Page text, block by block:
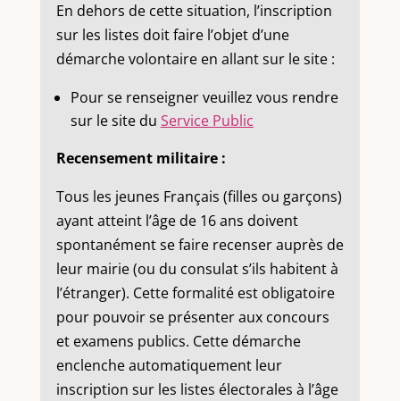
En dehors de cette situation, l’inscription
sur les listes doit faire l’objet d’une
démarche volontaire en allant sur le site :
Pour se renseigner veuillez vous rendre
sur le site du Service Public
Recensement militaire :
Tous les jeunes Français (filles ou garçons)
ayant atteint l’âge de 16 ans doivent
spontanément se faire recenser auprès de
leur mairie (ou du consulat s’ils habitent à
l’étranger). Cette formalité est obligatoire
pour pouvoir se présenter aux concours
et examens publics. Cette démarche
enclenche automatiquement leur
inscription sur les listes électorales à l’âge